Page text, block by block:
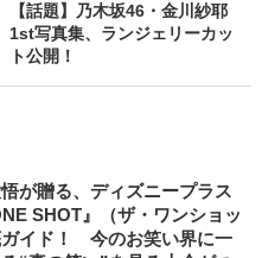
【話題】乃木坂46・金川紗耶
1st写真集、ランジェリーカッ
ト公開！
が贈る、ディズニープラス
SHOT』（ザ・ワンショッ
ガイド！ 今のお笑い界に一